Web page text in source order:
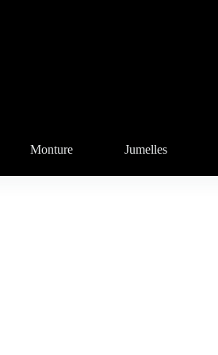
Monture Jumelles